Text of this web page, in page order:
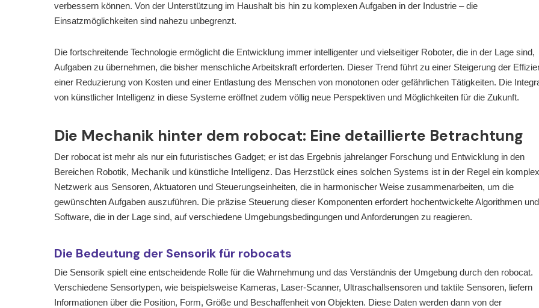
verbessern können. Von der Unterstützung im Haushalt bis hin zu komplexen Aufgaben in der Industrie – die
Einsatzmöglichkeiten sind nahezu unbegrenzt.
Die fortschreitende Technologie ermöglicht die Entwicklung immer intelligenter und vielseitiger Roboter, die in der Lage sind,
Aufgaben zu übernehmen, die bisher menschliche Arbeitskraft erforderten. Dieser Trend führt zu einer Steigerung der
einer Reduzierung von Kosten und einer Entlastung des Menschen von monotonen oder gefährlichen Tätigkeiten. Die
von künstlicher Intelligenz in diese Systeme eröffnet zudem völlig neue Perspektiven und Möglichkeiten für die Zukunft.
Die Mechanik hinter dem robocat: Eine detaillierte Betrachtung
Der robocat ist mehr als nur ein futuristisches Gadget; er ist das Ergebnis jahrelanger Forschung und Entwicklung in den
Bereichen Robotik, Mechanik und künstliche Intelligenz. Das Herzstück eines solchen Systems ist in der Regel ein
Netzwerk aus Sensoren, Aktuatoren und Steuerungseinheiten, die in harmonischer Weise zusammenarbeiten, um die
gewünschten Aufgaben auszuführen. Die präzise Steuerung dieser Komponenten erfordert hochentwickelte Algorithmen und
Software, die in der Lage sind, auf verschiedene Umgebungsbedingungen und Anforderungen zu reagieren.
Die Bedeutung der Sensorik für robocats
Die Sensorik spielt eine entscheidende Rolle für die Wahrnehmung und das Verständnis der Umgebung durch den robocat.
Verschiedene Sensortypen, wie beispielsweise Kameras, Laser-Scanner, Ultraschallsensoren und taktile Sensoren, liefern
Informationen über die Position, Form, Größe und Beschaffenheit von Objekten. Diese Daten werden dann von der